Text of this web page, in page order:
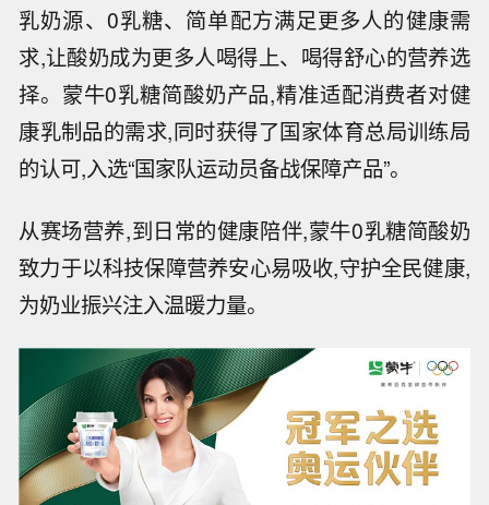
乳奶源、0乳糖、简单配方满足更多人的健康需
求,让酸奶成为更多人喝得上、喝得舒心的营养选
择。蒙牛0乳糖简酸奶产品,精准适配消费者对健
康乳制品的需求,同时获得了国家体育总局训练局
的认可,入选“国家队运动员备战保障产品”。
从赛场营养,到日常的健康陪伴,蒙牛0乳糖简酸奶
致力于以科技保障营养安心易吸收,守护全民健康,
为奶业振兴注入温暖力量。